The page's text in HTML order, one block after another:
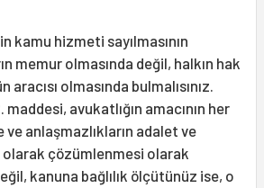
kamu hizmeti sayılmasının
memur olmasında değil, halkın hak
olmasında bulmalısınız.
avukatlığın amacının her
anlaşmazlıkların adalet ve
çözümlenmesi olarak
kanuna bağlılık ölçütünüz ise, o